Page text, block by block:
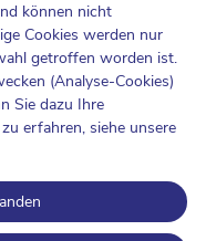
können nicht
Cookies werden nur
getroffen worden ist.
(Analyse-Cookies)
Sie dazu Ihre
erfahren, siehe unsere